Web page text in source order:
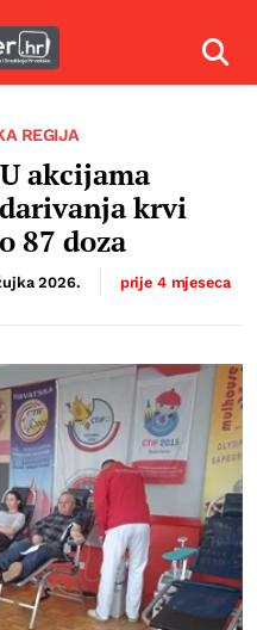
REGIJA
akcijama
krvi
87 doza
2026. prije 4 mjeseca